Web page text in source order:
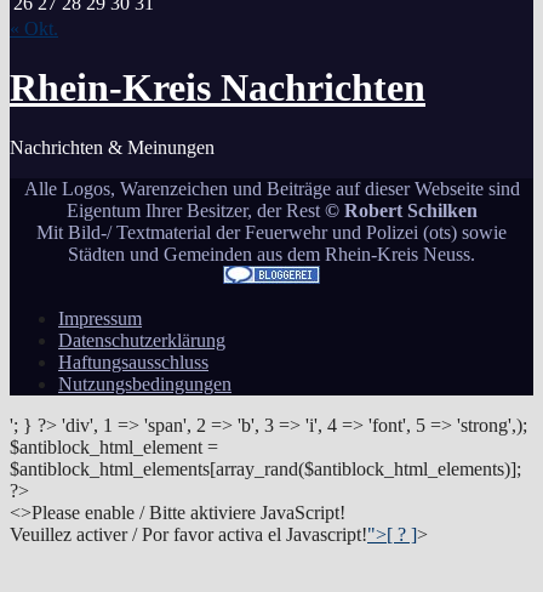
« Okt.
Rhein-Kreis Nachrichten
Nachrichten & Meinungen
Alle Logos, Warenzeichen und Beiträge auf dieser Webseite sind
Eigentum Ihrer Besitzer, der Rest© Robert Schilken
Mit Bild-/ Textmaterial der Feuerwehr und Polizei (ots) sowie
Städten und Gemeinden aus dem Rhein-Kreis Neuss.
Impressum
Datenschutzerklärung
Haftungsausschluss
Nutzungsbedingungen
'; } ?> 'div', 1 => 'span', 2 => 'b', 3 => 'i', 4 => 'font', 5 => 'strong',);
$antiblock_html_element =
$antiblock_html_elements[array_rand($antiblock_html_elements)];
?>
<>Please enable / Bitte aktiviere JavaScript!
Veuillez activer / Por favor activa el Javascript!">[ ? ]>